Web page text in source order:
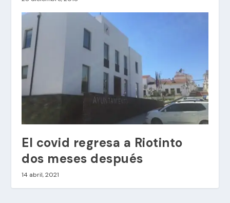
El covid regresa a Riotinto
dos meses después
14 abril, 2021